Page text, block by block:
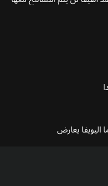
اليويفا يعارض